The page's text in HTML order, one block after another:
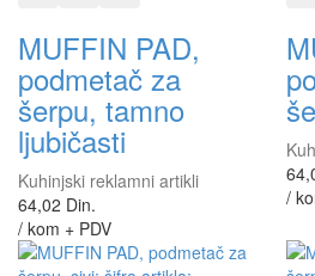
MUFFIN PAD,
podmetač za
šerpu, tamno
ljubičasti
Kuhinjski reklamni artikli
64,02 Din.
/ kom + PDV
/